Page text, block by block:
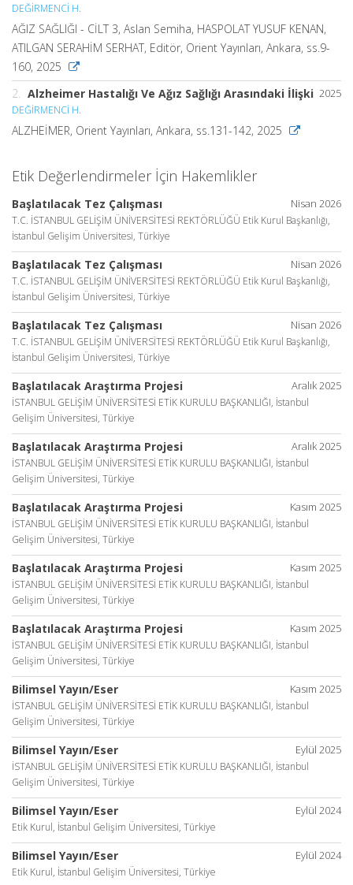
DEĞİRMENCİ H.
AĞIZ SAĞLIĞI - CİLT 3, Aslan Semiha, HASPOLAT YUSUF KENAN,
ATILGAN SERAHİM SERHAT, Editör, Orient Yayınları, Ankara, ss.9-
160, 2025
2025
2. Alzheimer Hastalığı Ve Ağız Sağlığı Arasındaki İlişki
DEĞİRMENCİ H.
ALZHEİMER, Orient Yayınları, Ankara, ss.131-142, 2025
Etik Değerlendirmeler İçin Hakemlikler
Nisan 2026
Başlatılacak Tez Çalışması
T.C. İSTANBUL GELİŞİM ÜNİVERSİTESİ REKTÖRLÜĞÜ Etik Kurul Başkanlığı,
İstanbul Gelişim Üniversitesi, Türkiye
Nisan 2026
Başlatılacak Tez Çalışması
T.C. İSTANBUL GELİŞİM ÜNİVERSİTESİ REKTÖRLÜĞÜ Etik Kurul Başkanlığı,
İstanbul Gelişim Üniversitesi, Türkiye
Nisan 2026
Başlatılacak Tez Çalışması
T.C. İSTANBUL GELİŞİM ÜNİVERSİTESİ REKTÖRLÜĞÜ Etik Kurul Başkanlığı,
İstanbul Gelişim Üniversitesi, Türkiye
Aralık 2025
Başlatılacak Araştırma Projesi
İSTANBUL GELİŞİM ÜNİVERSİTESİ ETİK KURULU BAŞKANLIĞI, İstanbul
Gelişim Üniversitesi, Türkiye
Aralık 2025
Başlatılacak Araştırma Projesi
İSTANBUL GELİŞİM ÜNİVERSİTESİ ETİK KURULU BAŞKANLIĞI, İstanbul
Gelişim Üniversitesi, Türkiye
Kasım 2025
Başlatılacak Araştırma Projesi
İSTANBUL GELİŞİM ÜNİVERSİTESİ ETİK KURULU BAŞKANLIĞI, İstanbul
Gelişim Üniversitesi, Türkiye
Kasım 2025
Başlatılacak Araştırma Projesi
İSTANBUL GELİŞİM ÜNİVERSİTESİ ETİK KURULU BAŞKANLIĞI, İstanbul
Gelişim Üniversitesi, Türkiye
Kasım 2025
Başlatılacak Araştırma Projesi
İSTANBUL GELİŞİM ÜNİVERSİTESİ ETİK KURULU BAŞKANLIĞI, İstanbul
Gelişim Üniversitesi, Türkiye
Kasım 2025
Bilimsel Yayın/Eser
İSTANBUL GELİŞİM ÜNİVERSİTESİ ETİK KURULU BAŞKANLIĞI, İstanbul
Gelişim Üniversitesi, Türkiye
Eylül 2025
Bilimsel Yayın/Eser
İSTANBUL GELİŞİM ÜNİVERSİTESİ ETİK KURULU BAŞKANLIĞI, İstanbul
Gelişim Üniversitesi, Türkiye
Eylül 2024
Bilimsel Yayın/Eser
Etik Kurul, İstanbul Gelişim Üniversitesi, Türkiye
Eylül 2024
Bilimsel Yayın/Eser
Etik Kurul, İstanbul Gelişim Üniversitesi, Türkiye